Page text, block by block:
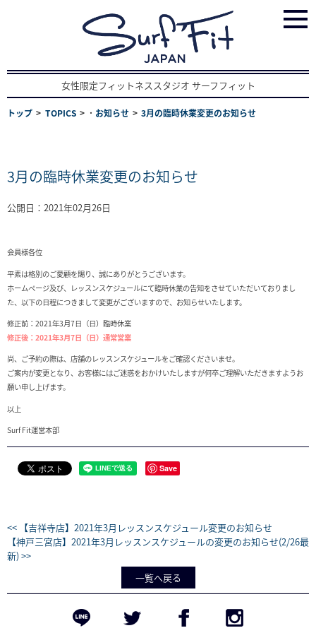
女性限定フィットネススタジオ サーフフィット
トップ TOPICS ･ お知らせ 3月の臨時休業変更のお知らせ
3月の臨時休業変更のお知らせ
公開日：2021年02月26日
会員様各位
平素は格別のご愛顧を賜り、誠にありがとうございます。
ホームページ及び、レッスンスケジュールにて臨時休業の告知をさせていただいておりまし
た、以下の日程につきまして変更がございますので、お知らせいたします。
修正前：2021年3月7日（日）臨時休業
修正後：2021年3月7日（日）通常営業
尚、ご予約の際は、店舗のレッスンスケジュールをご確認くださいませ。
ご案内が変更となり、お客様にはご迷惑をおかけいたしますが何卒ご理解いただきますようお
願い申し上げます。
以上
Surf Fit運営本部
Save
<< 【吉祥寺店】2021年3月レッスンスケジュール変更のお知らせ
【神戸三宮店】2021年3月レッスンスケジュールの変更のお知らせ(2/26最
新) >>
一覧へ戻る